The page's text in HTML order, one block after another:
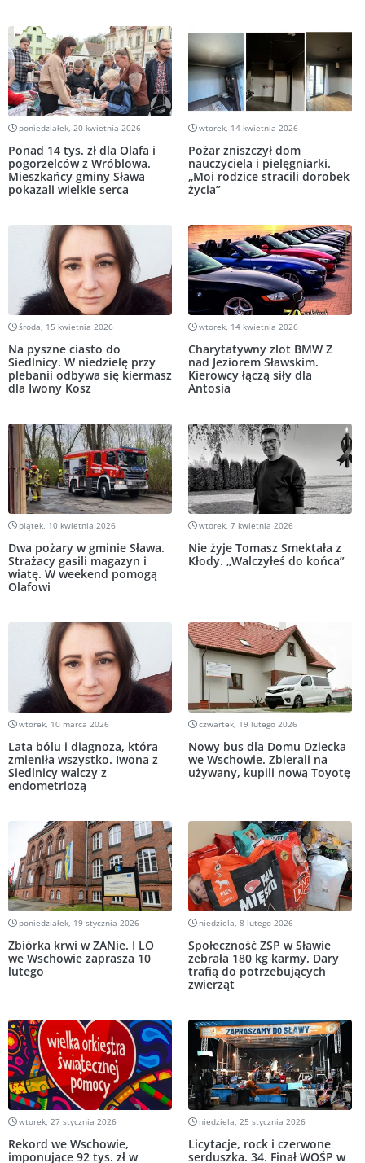
poniedziałek, 20 kwietnia 2026
Ponad 14 tys. zł dla Olafa i
pogorzelców z Wróblowa.
Mieszkańcy gminy Sława
pokazali wielkie serca
wtorek, 14 kwietnia 2026
Pożar zniszczył dom
nauczyciela i pielęgniarki.
„Moi rodzice stracili dorobek
życia”
środa, 15 kwietnia 2026
Na pyszne ciasto do
Siedlnicy. W niedzielę przy
plebanii odbywa się kiermasz
dla Iwony Kosz
wtorek, 14 kwietnia 2026
Charytatywny zlot BMW Z
nad Jeziorem Sławskim.
Kierowcy łączą siły dla
Antosia
piątek, 10 kwietnia 2026
Dwa pożary w gminie Sława.
Strażacy gasili magazyn i
wiatę. W weekend pomogą
Olafowi
wtorek, 7 kwietnia 2026
Nie żyje Tomasz Smektała z
Kłody. „Walczyłeś do końca”
wtorek, 10 marca 2026
Lata bólu i diagnoza, która
zmieniła wszystko. Iwona z
Siedlnicy walczy z
endometriozą
czwartek, 19 lutego 2026
Nowy bus dla Domu Dziecka
we Wschowie. Zbierali na
używany, kupili nową Toyotę
poniedziałek, 19 stycznia 2026
Zbiórka krwi w ZANie. I LO
we Wschowie zaprasza 10
lutego
niedziela, 8 lutego 2026
Społeczność ZSP w Sławie
zebrała 180 kg karmy. Dary
trafią do potrzebujących
zwierząt
wtorek, 27 stycznia 2026
Rekord we Wschowie,
imponujące 92 tys. zł w
niedziela, 25 stycznia 2026
Licytacje, rock i czerwone
serduszka. 34. Finał WOŚP w